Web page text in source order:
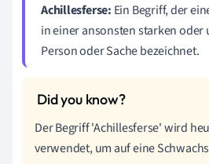
Achillesferse: Ein Begriff, der
in einer ansonsten starken
Person oder Sache bezeichnet.
Der Begriff 'Achillesferse' wird
verwendet, um auf eine